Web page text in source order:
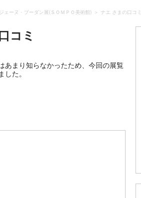
ェーヌ・ブーダン展(ＳＯＭＰＯ美術館) ナエ さまの口コミ
コミ
あまり知らなかったため、今回の展覧
た。